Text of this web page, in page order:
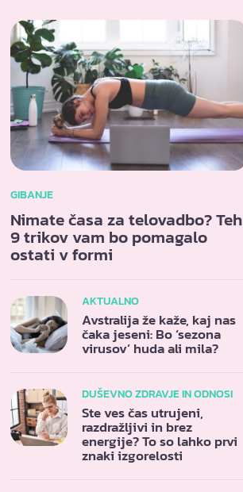
GIBANJE
Nimate časa za telovadbo? Teh
9 trikov vam bo pomagalo
ostati v formi
AKTUALNO
Avstralija že kaže, kaj nas
čaka jeseni: Bo ‘sezona
virusov’ huda ali mila?
DUŠEVNO ZDRAVJE IN ODNOSI
Ste ves čas utrujeni,
razdražljivi in brez
energije? To so lahko prvi
znaki izgorelosti